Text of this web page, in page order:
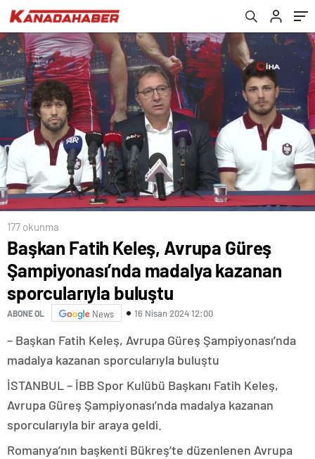
177 okunma
Başkan Fatih Keleş, Avrupa Güreş
Şampiyonası’nda madalya kazanan
sporcularıyla buluştu
ABONE OL News 16 Nisan 2024 12:00
– Başkan Fatih Keleş, Avrupa Güreş Şampiyonası’nda
madalya kazanan sporcularıyla buluştu
İSTANBUL – İBB Spor Kulübü Başkanı Fatih Keleş,
Avrupa Güreş Şampiyonası’nda madalya kazanan
sporcularıyla bir araya geldi.
Romanya’nın başkenti Bükreş’te düzenlenen Avrupa